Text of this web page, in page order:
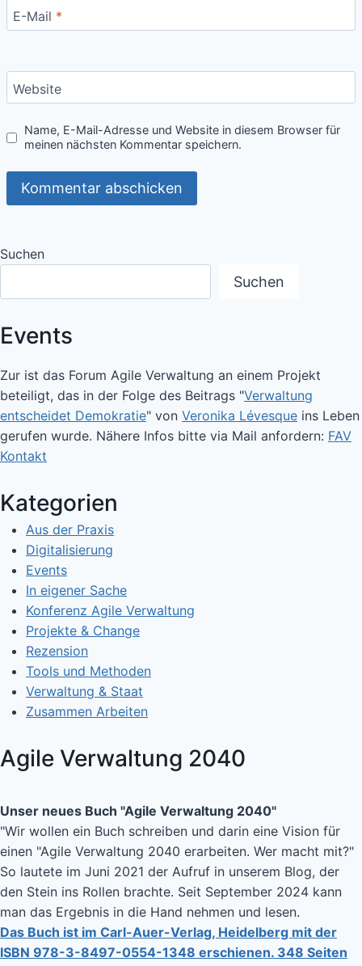
E-Mail *
Website
Name, E-Mail-Adresse und Website in diesem Browser für
meinen nächsten Kommentar speichern.
Suchen
Suchen
Events
Zur ist das Forum Agile Verwaltung an einem Projekt
beteiligt, das in der Folge des Beitrags "Verwaltung
entscheidet Demokratie" von Veronika Lévesque ins Leben
gerufen wurde. Nähere Infos bitte via Mail anfordern: FAV
Kontakt
Kategorien
Aus der Praxis
Digitalisierung
Events
In eigener Sache
Konferenz Agile Verwaltung
Projekte & Change
Rezension
Tools und Methoden
Verwaltung & Staat
Zusammen Arbeiten
Agile Verwaltung 2040
Unser neues Buch "Agile Verwaltung 2040"
"Wir wollen ein Buch schreiben und darin eine Vision für
einen "Agile Verwaltung 2040 erarbeiten. Wer macht mit?"
So lautete im Juni 2021 der Aufruf in unserem Blog, der
den Stein ins Rollen brachte. Seit September 2024 kann
man das Ergebnis in die Hand nehmen und lesen.
Das Buch ist im Carl-Auer-Verlag, Heidelberg mit der
ISBN 978-3-8497-0554-1348 erschienen. 348 Seiten